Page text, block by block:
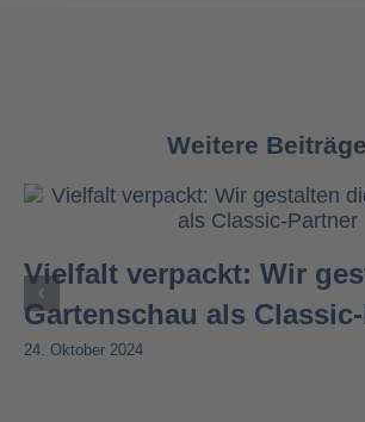
Weitere Beiträge
Vielfalt verpackt: Wir
Gartenschau als
24. Oktober 2024